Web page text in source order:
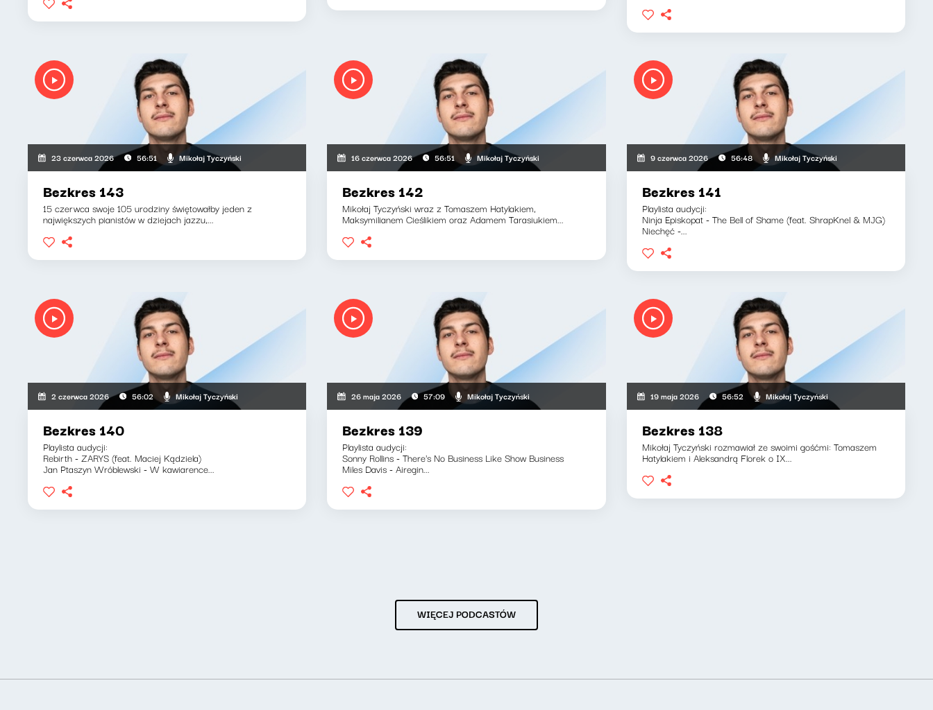
23 czerwca 2026 56:51 Mikołaj Tyczyński
Bezkres 143
15 czerwca swoje 105 urodziny świętowałby jeden z
największych pianistów w dziejach jazzu,...
16 czerwca 2026 56:51 Mikołaj Tyczyński
Bezkres 142
Mikołaj Tyczyński wraz z Tomaszem Hatylakiem,
Maksymilianem Cieślikiem oraz Adamem Tarasiukiem...
9 czerwca 2026 56:48 Mikołaj Tyczyński
Bezkres 141
Playlista audycji:
Ninja Episkopat - The Bell of Shame (feat. ShrapKnel & MJG)
Niechęć -...
2 czerwca 2026 56:02 Mikołaj Tyczyński
Bezkres 140
Playlista audycji:
Rebirth - ZARYS (feat. Maciej Kądziela)
Jan Ptaszyn Wróblewski - W kawiarence...
26 maja 2026 57:09 Mikołaj Tyczyński
Bezkres 139
Playlista audycji:
Sonny Rollins - There's No Business Like Show Business
Miles Davis - Airegin...
19 maja 2026 56:52 Mikołaj Tyczyński
Bezkres 138
Mikołaj Tyczyński rozmawiał ze swoimi gośćmi: Tomaszem
Hatylakiem i Aleksandrą Florek o IX...
WIĘCEJ PODCASTÓW